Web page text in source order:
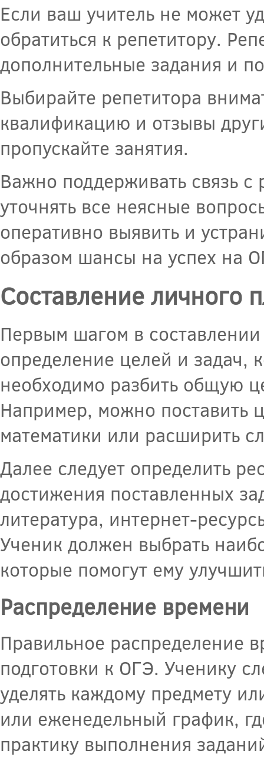
Если ваш учитель не может
обратиться к репетитору.
дополнительные задания и
Выбирайте репетитора
квалификацию и отзывы
пропускайте занятия.
Важно поддерживать связь
уточнять все неясные
оперативно выявить и
образом шансы на успех на
Составление личного
Первым шагом в составлении
определение целей и задач,
необходимо разбить общую
Например, можно поставить
математики или расширить
Далее следует определить
достижения поставленных
литература, интернет-
Ученик должен выбрать
которые помогут ему
Распределение времени
Правильное распределение
подготовки к ОГЭ. Ученику
уделять каждому предмету
или еженедельный график,
практику выполнения